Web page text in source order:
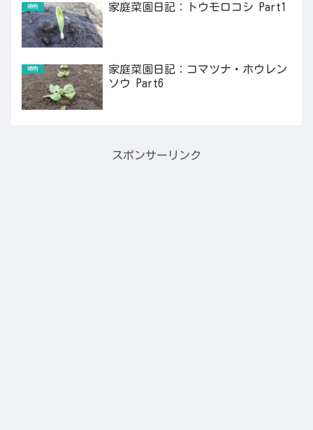
植物 家庭菜園日記：トウモロコシ Part1
植物
家庭菜園日記：コマツナ・ホウレン
ソウ Part6
スポンサーリンク